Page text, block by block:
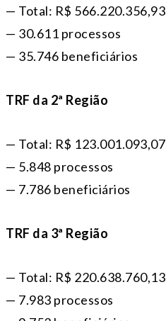
— Total: R$ 566.220.356,93
— 30.611 processos
— 35.746 beneficiários
TRF da 2ª Região
— Total: R$ 123.001.093,07
— 5.848 processos
— 7.786 beneficiários
TRF da 3ª Região
— Total: R$ 220.638.760,13
— 7.983 processos